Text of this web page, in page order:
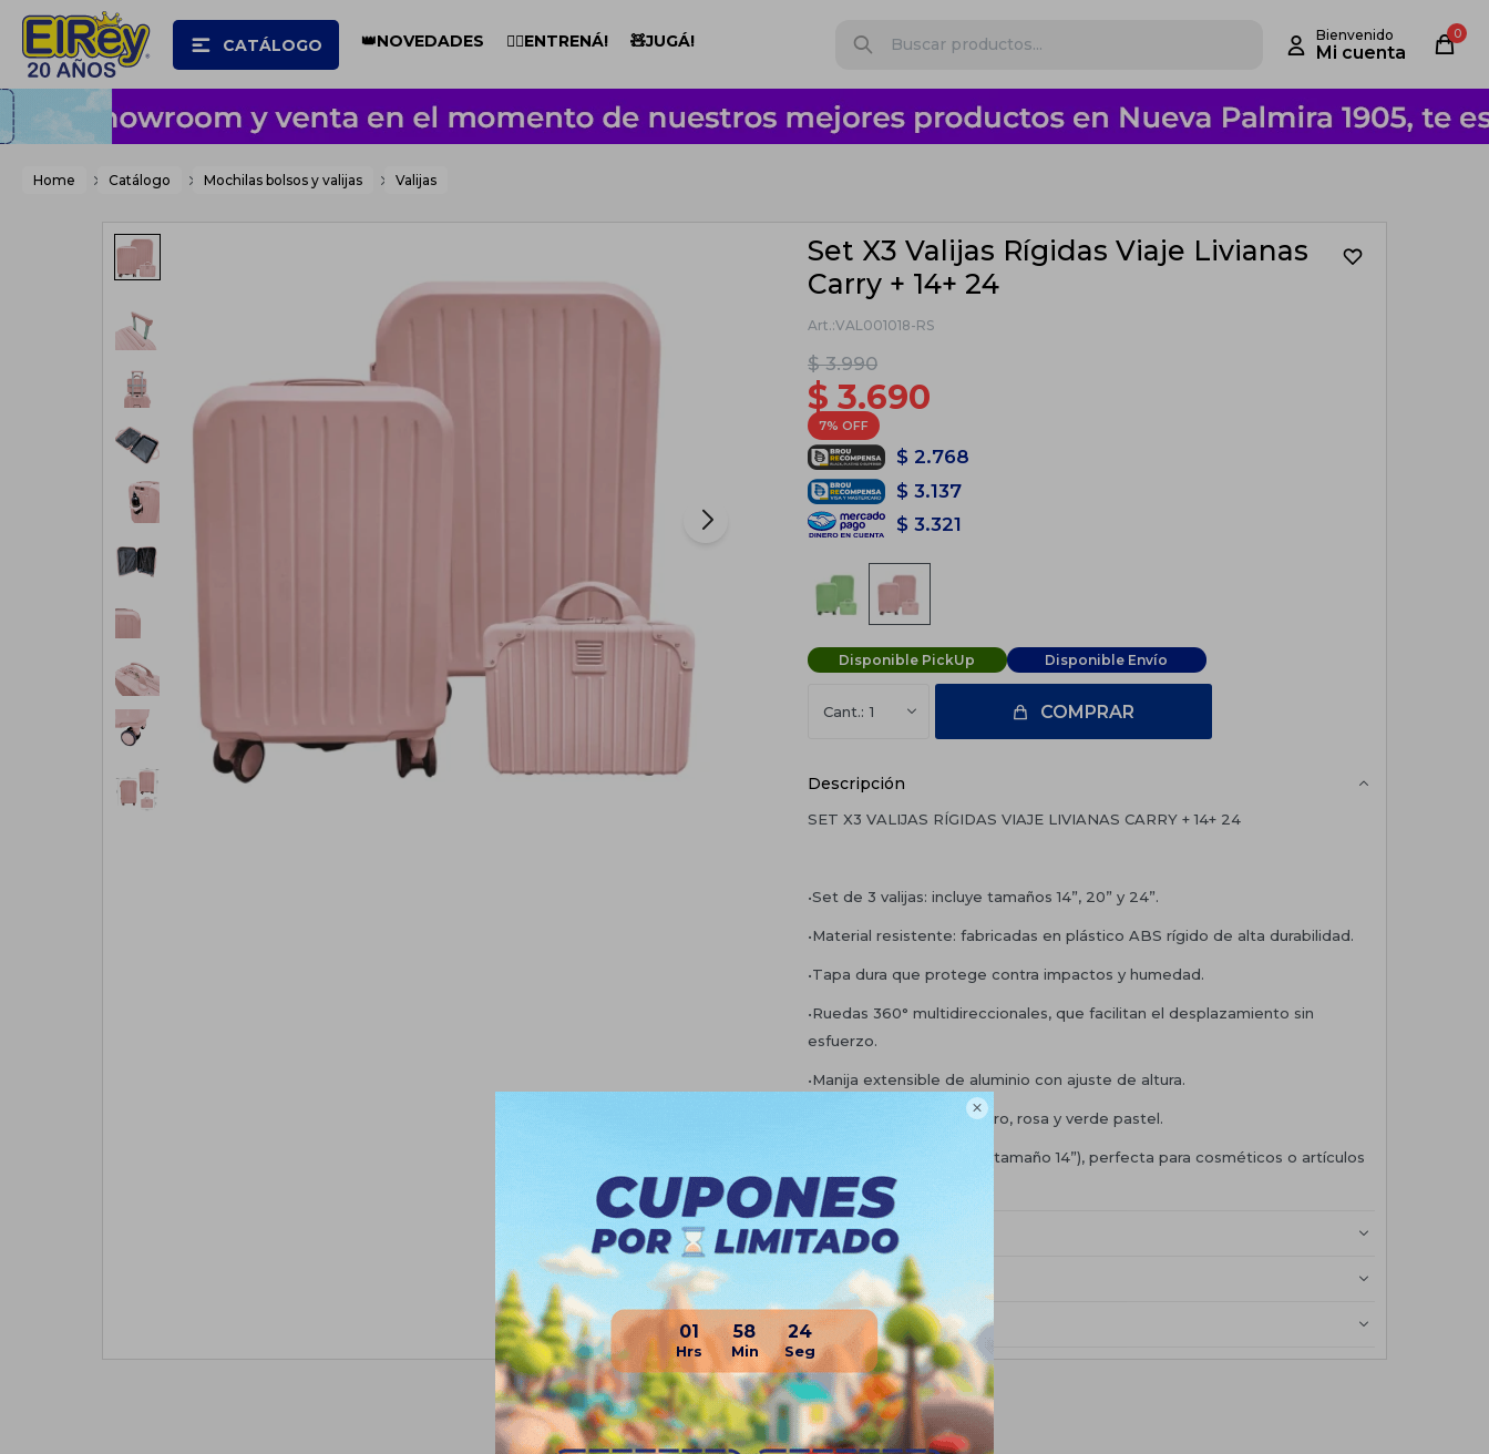

01 58 23
CATÁLOGO 👑NOVEDADES 🏋️‍♂️ENTRENÁ! 🧸JUGÁ! 0
Home Catálogo Mochilas bolsos y valijas Valijas
Set X3 Valijas Rígidas Viaje Livianas
Carry + 14+ 24
VAL001018-RS
$ 3.990
$ 3.690
7
$ 2.768
$ 3.137
$ 3.321
Disponible PickUp Disponible Envío
1 COMPRAR
Descripción
SET X3 VALIJAS RÍGIDAS VIAJE LIVIANAS CARRY + 14+ 24
•Set de 3 valijas: incluye tamaños 14”, 20” y 24”.
•Material resistente: fabricadas en plástico ABS rígido de alta durabilidad.
•Tapa dura que protege contra impactos y humedad.
•Ruedas 360° multidireccionales, que facilitan el desplazamiento sin
esfuerzo.
•Manija extensible de aluminio con ajuste de altura.
•Colores disponibles: negro, rosa y verde pastel.
•Incluye valijita de mano (tamaño 14”), perfecta para cosméticos o artículos
personales.
Planes de cuotas
Envíos
Medios de pago